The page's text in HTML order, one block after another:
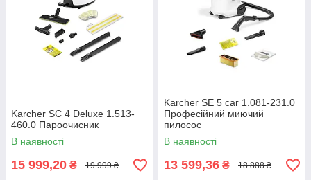
Зручна доставка
Здійснюємо доставку в будь-
який регіон України
експрес-перевізниками, які
працюють у вашому
населеному пункті.
Подробиці доставки та оплати
Karcher SC 4 Deluxe 1.513-
460.0 Пароочисник
В наявності
15 999,20 ₴ 19 999 ₴
Karcher SE 5 car 1.081-231.0
Професійний миючий
пилосос
В наявності
13 599,36 ₴ 18 888 ₴